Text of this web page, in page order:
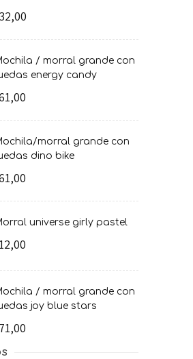
con
energy candy
con
dino bike
morral universe girly pastel
con
joy blue stars